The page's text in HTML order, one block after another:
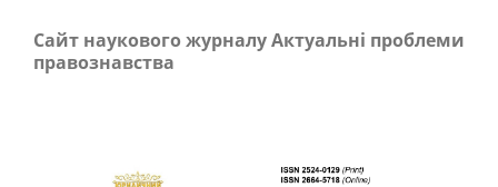
Сайт наукового журналу Актуальні проблеми
правознавства